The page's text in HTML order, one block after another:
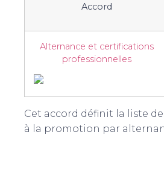
Accord
Alternance et certifications
professionnelles
Cet accord définit la liste
à la promotion par